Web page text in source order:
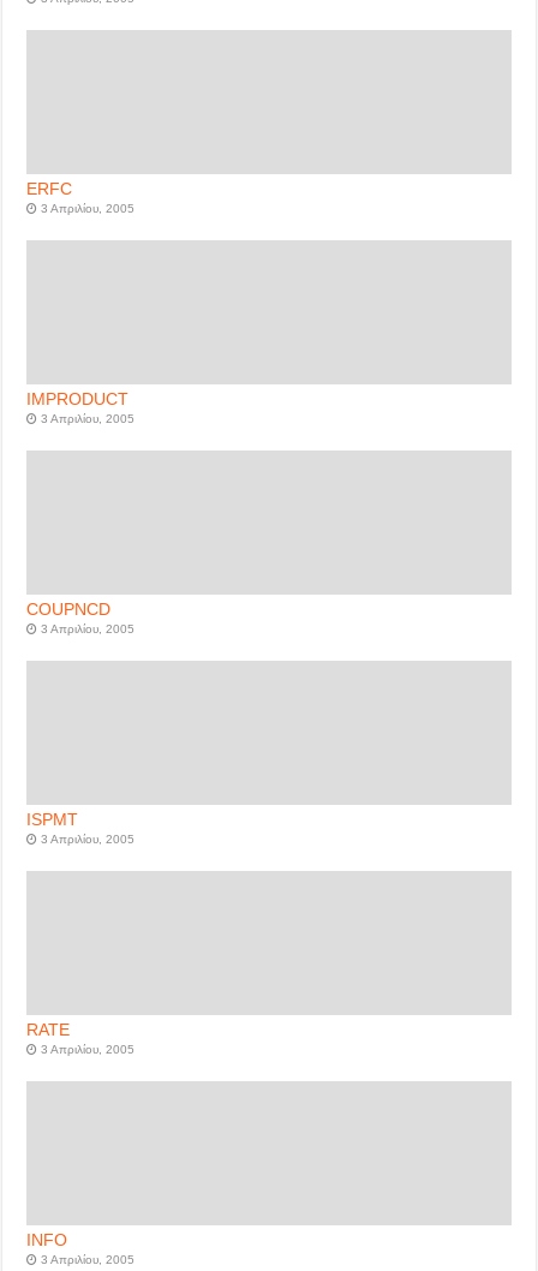
ERFC
3 Απριλίου, 2005
IMPRODUCT
3 Απριλίου, 2005
COUPNCD
3 Απριλίου, 2005
ISPMT
3 Απριλίου, 2005
RATE
3 Απριλίου, 2005
INFO
3 Απριλίου, 2005